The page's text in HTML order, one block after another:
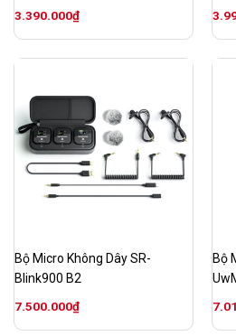
3.390.000₫
Bộ Micro Không Dây SR-
Blink900 B2
7.500.000₫
Bộ